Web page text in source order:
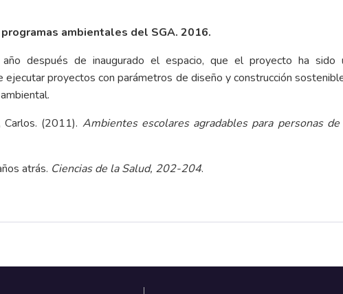
ambientales del SGA. 2016.
año después de inaugurado el espacio, que el proyecto ha
proyectos con parámetros de diseño y construcción
Carlos. (2011). Ambientes escolares agradables para personas
atrás. Ciencias de la Salud, 202-204.